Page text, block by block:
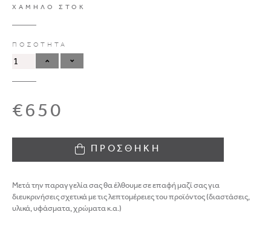
ΧΑΜΗΛΟ ΣΤΟΚ
ΠΟΣΟΤΗΤΑ
€650
ΠΡΟΣΘΗΚΗ
Μετά την παραγγελία σας θα έλθουμε σε επαφή μαζί σας για
διευκρινήσεις σχετικά με τις λεπτομέρειες του προϊόντος (διαστάσεις,
υλικά, υφάσματα, χρώματα κ.α.)